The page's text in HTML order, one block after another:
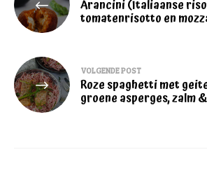
navigatieArancini (Italiaanse
tomatenrisotto en
VOLGENDE POST
Roze spaghetti met
groene asperges, zalm